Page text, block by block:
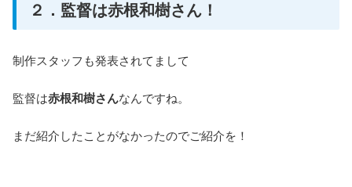
２．監督は赤根和樹さん！
制作スタッフも発表されてまして
監督は赤根和樹さんなんですね。
まだ紹介したことがなかったのでご紹介を！